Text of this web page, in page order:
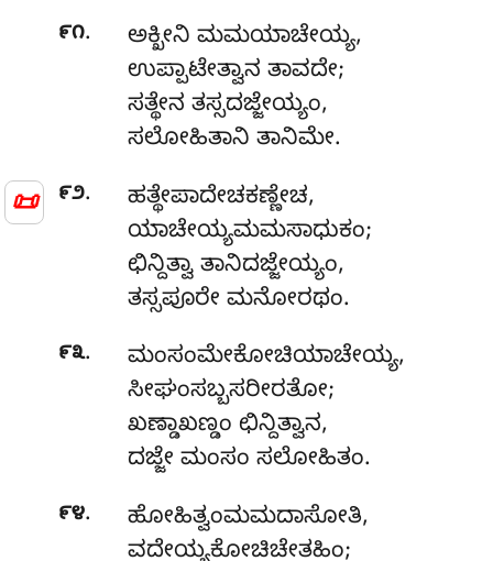
📜
೯೧.
ಅಕ್ಖೀನಿ ಮಮಯಾಚೇಯ್ಯ,
ಉಪ್ಪಾಟೇತ್ವಾನ ತಾವದೇ;
ಸತ್ಥೇನ ತಸ್ಸದಜ್ಜೇಯ್ಯಂ,
ಸಲೋಹಿತಾನಿ ತಾನಿಮೇ.
೯೨. ಹತ್ಥೇಪಾದೇಚಕಣ್ಣೇಚ,
ಯಾಚೇಯ್ಯಮಮಸಾಧುಕಂ;
ಛಿನ್ದಿತ್ವಾ ತಾನಿದಜ್ಜೇಯ್ಯಂ,
ತಸ್ಸಪೂರೇ ಮನೋರಥಂ.
೯೩.
ಮಂಸಂಮೇಕೋಚಿಯಾಚೇಯ್ಯ,
ಸೀಘಂಸಬ್ಬಸರೀರತೋ;
ಖಣ್ಡಾಖಣ್ಡಂ ಛಿನ್ದಿತ್ವಾನ,
ದಜ್ಜೇ ಮಂಸಂ ಸಲೋಹಿತಂ.
೯೪.
ಹೋಹಿತ್ವಂಮಮದಾಸೋತಿ,
ವದೇಯ್ಯಕೋಚಿಚೇತಹಿಂ;